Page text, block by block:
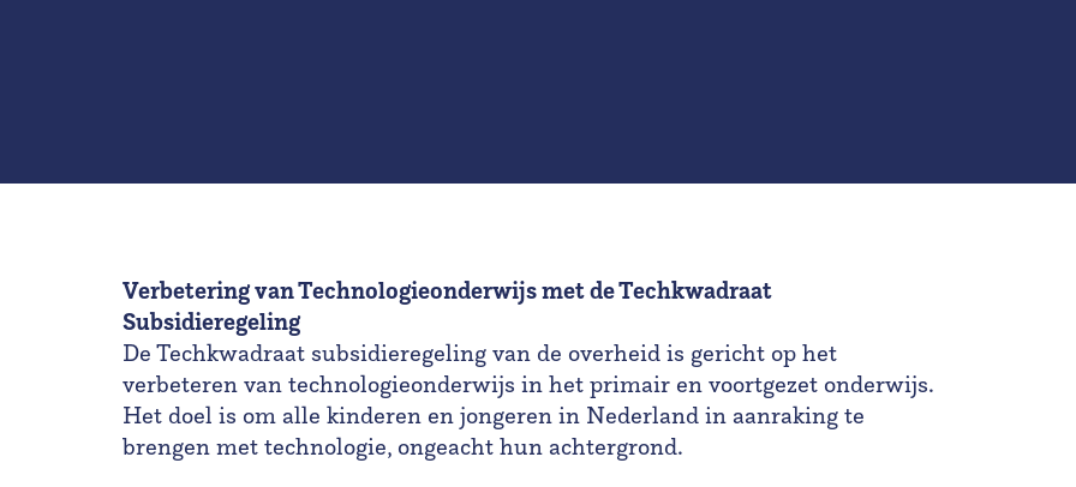
Verbetering van Technologieonderwijs met de Techkwadraat
Subsidieregeling
De Techkwadraat subsidieregeling van de overheid is gericht op het
verbeteren van technologieonderwijs in het primair en voortgezet onderwijs.
Het doel is om alle kinderen en jongeren in Nederland in aanraking te
brengen met technologie, ongeacht hun achtergrond.